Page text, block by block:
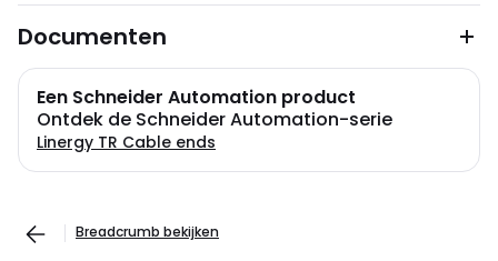
Documenten
Een Schneider Automation product
Ontdek de Schneider Automation-serie
Linergy TR Cable ends
Breadcrumb bekijken